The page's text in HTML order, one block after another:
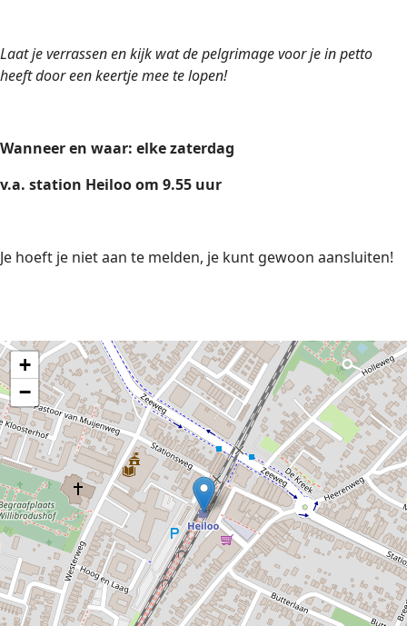
Laat je verrassen en kijk wat de pelgrimage voor je in petto
heeft door een keertje mee te lopen!
Wanneer en waar: elke zaterdag
v.a. station Heiloo om 9.55 uur
Je hoeft je niet aan te melden, je kunt gewoon aansluiten!
+
−